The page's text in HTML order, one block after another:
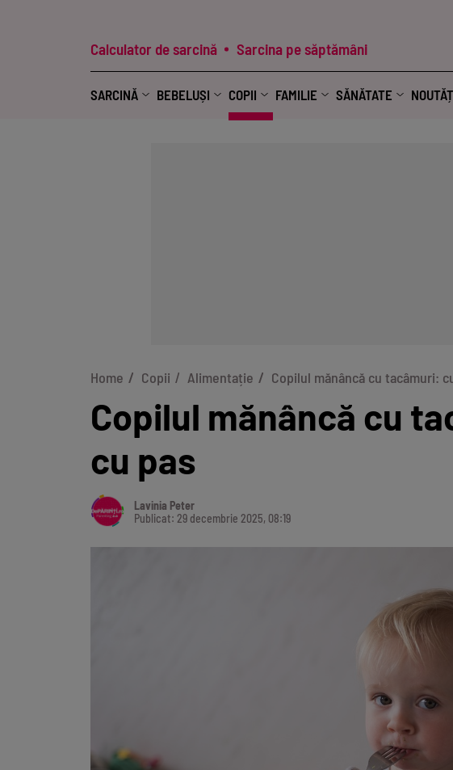
Calculator de sarcină Sarcina pe săptămâni
SARCINĂ BEBELUȘI COPII FAMILIE SĂNĂTATE
Home Copii Alimentație Copilul mănâncă cu tacâmuri:
Copilul mănâncă cu
cu pas
Lavinia Peter
Publicat: 29 decembrie 2025, 08:19